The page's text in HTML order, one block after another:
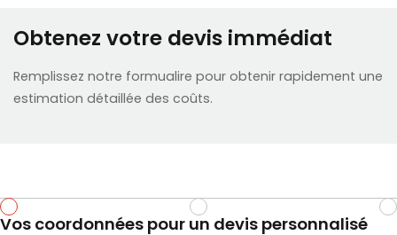
Obtenez votre devis immédiat
Remplissez notre formualire pour obtenir rapidement une
estimation détaillée des coûts.
Vos coordonnées pour un devis personnalisé